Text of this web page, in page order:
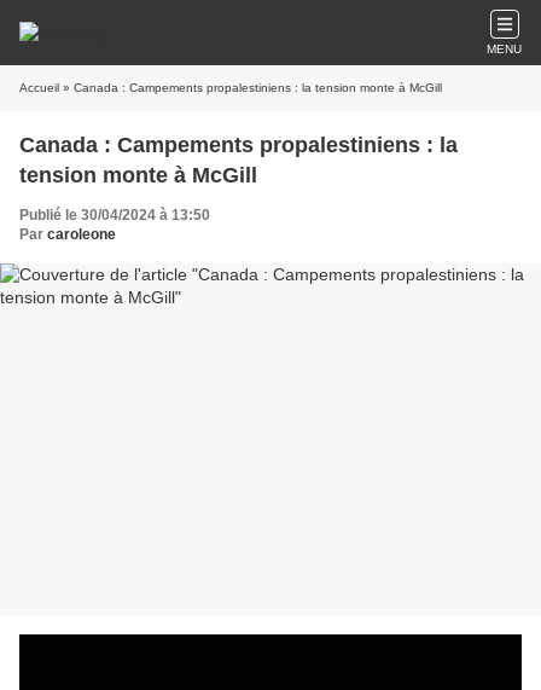
MENU
Accueil » Canada : Campements propalestiniens : la tension monte à McGill
Canada : Campements propalestiniens : la
tension monte à McGill
Publié le 30/04/2024 à 13:50
Par caroleone